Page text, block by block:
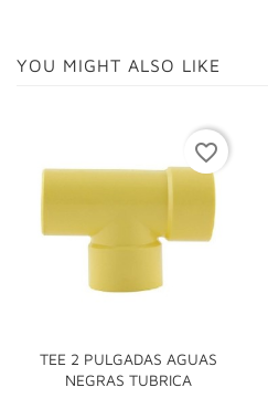
YOU MIGHT ALSO LIKE
TEE 2 PULGADAS AGUAS
NEGRAS TUBRICA
favorite_border